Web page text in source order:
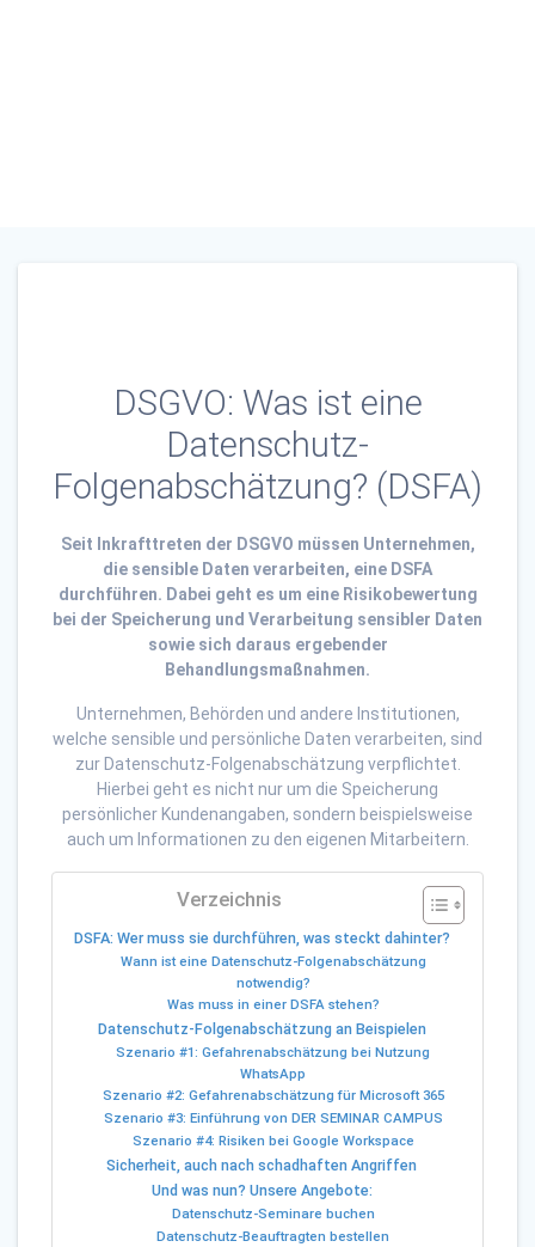
DSGVO: Was ist eine
Datenschutz-
Folgenabschätzung? (DSFA)
Seit Inkrafttreten der DSGVO müssen Unternehmen,
die sensible Daten verarbeiten, eine DSFA
durchführen. Dabei geht es um eine Risikobewertung
bei der Speicherung und Verarbeitung sensibler Daten
sowie sich daraus ergebender
Behandlungsmaßnahmen.
Unternehmen, Behörden und andere Institutionen,
welche sensible und persönliche Daten verarbeiten, sind
zur Datenschutz-Folgenabschätzung verpflichtet.
Hierbei geht es nicht nur um die Speicherung
persönlicher Kundenangaben, sondern beispielsweise
auch um Informationen zu den eigenen Mitarbeitern.
Verzeichnis
DSFA: Wer muss sie durchführen, was steckt dahinter?
Wann ist eine Datenschutz-Folgenabschätzung
notwendig?
Was muss in einer DSFA stehen?
Datenschutz-Folgenabschätzung an Beispielen
Szenario #1: Gefahrenabschätzung bei Nutzung
WhatsApp
Szenario #2: Gefahrenabschätzung für Microsoft 365
Szenario #3: Einführung von DER SEMINAR CAMPUS
Szenario #4: Risiken bei Google Workspace
Sicherheit, auch nach schadhaften Angriffen
Und was nun? Unsere Angebote:
Datenschutz-Seminare buchen
Datenschutz-Beauftragten bestellen